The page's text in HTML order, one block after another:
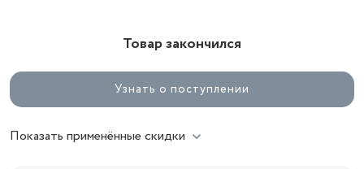
Товар закончился
Узнать о поступлении
Показать применённые скидки